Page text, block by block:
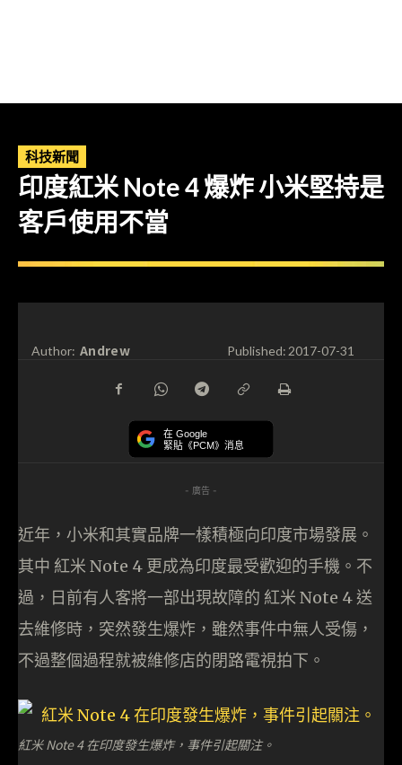
科技新聞
印度紅米 Note 4 爆炸 小米堅持是
客戶使用不當
Author: Andrew Published:2017-07-31
在 Google
緊貼《PCM》消息
- 廣告 -
近年，小米和其實品牌一樣積極向印度市場發展。
其中 紅米 Note 4 更成為印度最受歡迎的手機。不
過，日前有人客將一部出現故障的 紅米 Note 4 送
去維修時，突然發生爆炸，雖然事件中無人受傷，
不過整個過程就被維修店的閉路電視拍下。
紅米 Note 4 在印度發生爆炸，事件引起關注。